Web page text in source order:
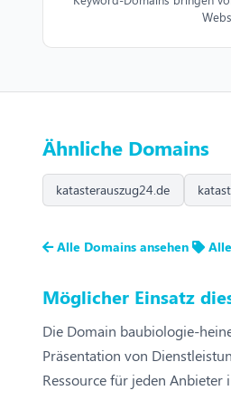
Ähnliche Domains
katasterauszug24.de
Alle Domains ansehen
Möglicher Einsatz
Die Domain baubiologie-
Präsentation von
Ressource für jeden Anbieter